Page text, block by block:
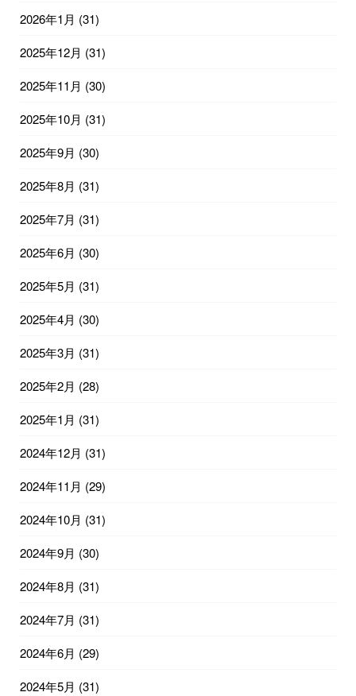
2026年1月 (31)
2025年12月 (31)
2025年11月 (30)
2025年10月 (31)
2025年9月 (30)
2025年8月 (31)
2025年7月 (31)
2025年6月 (30)
2025年5月 (31)
2025年4月 (30)
2025年3月 (31)
2025年2月 (28)
2025年1月 (31)
2024年12月 (31)
2024年11月 (29)
2024年10月 (31)
2024年9月 (30)
2024年8月 (31)
2024年7月 (31)
2024年6月 (29)
2024年5月 (31)